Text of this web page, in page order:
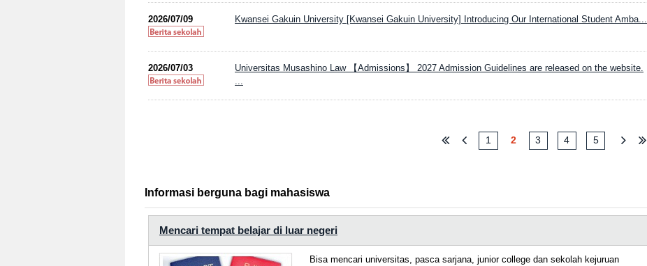
2026/07/09 Kwansei Gakuin University [Kwansei Gakuin University] Introducing Our International Student Amba...
2026/07/03
Universitas Musashino Law 【Admissions】 2027 Admission Guidelines are released on the website.
...
1 2 3 4 5
Informasi berguna bagi mahasiswa
Mencari tempat belajar di luar negeri
Bisa mencari universitas, pasca sarjana, junior college dan sekolah kejuruan